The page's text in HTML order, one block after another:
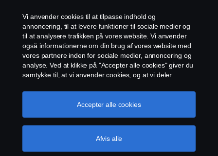
Assistance nummer
Cookie policy
Cookie settings
© Copyright Scania 2022 All rights reserved. Scania
AB (publ), SE-151 87 Södertälje, Sweden, Tel: +46-
Vi anvender cookies til at tilpasse indhold og
annoncering, til at levere funktioner til sociale medier og
til at analysere trafikken på vores website. Vi anvender
også informationerne om din brug af vores website med
vores partnere inden for sociale medier, annoncering og
analyse. Ved at klikke på "Accepter alle cookies" giver du
samtykke til, at vi anvender cookies, og at vi deler
vi bruger cookies, kan du besøge vores afsnit om
cookies, som du kan finde ved enten at klikke på linket
Afvis alle
Accepter alle cookies